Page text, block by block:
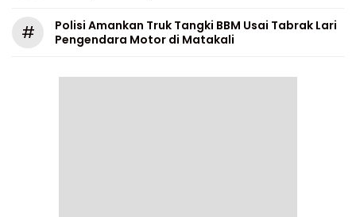
#
Polisi Amankan Truk Tangki BBM Usai Tabrak Lari
Pengendara Motor di Matakali